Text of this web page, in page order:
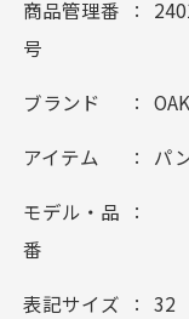
商品管理番
号
ブランド
アイテム パ
モデル・品
番
表記サイズ 32